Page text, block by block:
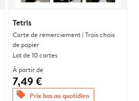
Tetris
Carte de remerciement | Trois choix
de papier
Lot de 10 cartes
À partir de
7,49 €
offers Prix bas au quotidien